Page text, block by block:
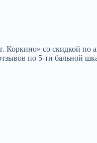
Коркино» со скидкой
по 5-ти бальной